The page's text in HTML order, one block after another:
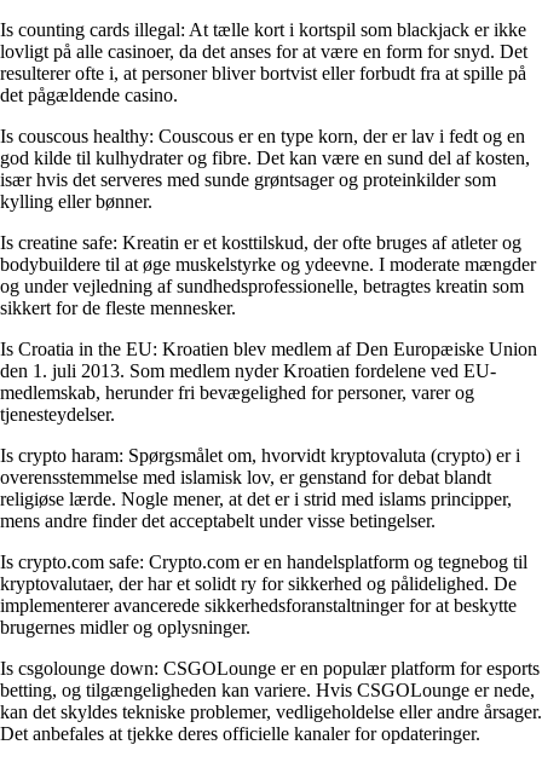
Is counting cards illegal: At tælle kort i kortspil som blackjack er ikke
lovligt på alle casinoer, da det anses for at være en form for snyd. Det
resulterer ofte i, at personer bliver bortvist eller forbudt fra at spille på
det pågældende casino.
Is couscous healthy: Couscous er en type korn, der er lav i fedt og en
god kilde til kulhydrater og fibre. Det kan være en sund del af kosten,
især hvis det serveres med sunde grøntsager og proteinkilder som
kylling eller bønner.
Is creatine safe: Kreatin er et kosttilskud, der ofte bruges af atleter og
bodybuildere til at øge muskelstyrke og ydeevne. I moderate mængder
og under vejledning af sundhedsprofessionelle, betragtes kreatin som
sikkert for de fleste mennesker.
Is Croatia in the EU: Kroatien blev medlem af Den Europæiske Union
den 1. juli 2013. Som medlem nyder Kroatien fordelene ved EU-
medlemskab, herunder fri bevægelighed for personer, varer og
tjenesteydelser.
Is crypto haram: Spørgsmålet om, hvorvidt kryptovaluta (crypto) er i
overensstemmelse med islamisk lov, er genstand for debat blandt
religiøse lærde. Nogle mener, at det er i strid med islams principper,
mens andre finder det acceptabelt under visse betingelser.
Is crypto.com safe: Crypto.com er en handelsplatform og tegnebog til
kryptovalutaer, der har et solidt ry for sikkerhed og pålidelighed. De
implementerer avancerede sikkerhedsforanstaltninger for at beskytte
brugernes midler og oplysninger.
Is csgolounge down: CSGOLounge er en populær platform for esports
betting, og tilgængeligheden kan variere. Hvis CSGOLounge er nede,
kan det skyldes tekniske problemer, vedligeholdelse eller andre årsager.
Det anbefales at tjekke deres officielle kanaler for opdateringer.